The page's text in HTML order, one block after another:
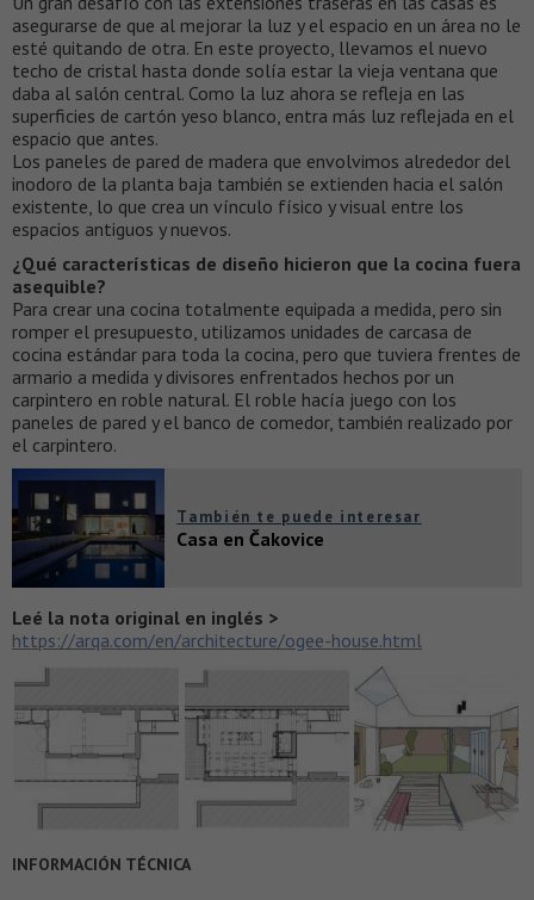
asegurarse de que al mejorar la luz y el espacio en un área no le
esté quitando de otra. En este proyecto, llevamos el nuevo
techo de cristal hasta donde solía estar la vieja ventana que
daba al salón central. Como la luz ahora se refleja en las
superficies de cartón yeso blanco, entra más luz reflejada en el
espacio que antes.
Los paneles de pared de madera que envolvimos alrededor del
inodoro de la planta baja también se extienden hacia el salón
existente, lo que crea un vínculo físico y visual entre los
espacios antiguos y nuevos.
¿Qué características de diseño hicieron que la cocina fuera
asequible?
Para crear una cocina totalmente equipada a medida, pero sin
romper el presupuesto, utilizamos unidades de carcasa de
cocina estándar para toda la cocina, pero que tuviera frentes de
armario a medida y divisores enfrentados hechos por un
carpintero en roble natural. El roble hacía juego con los
paneles de pared y el banco de comedor, también realizado por
el carpintero.
También te puede interesar
Casa en Čakovice
Leé la nota original en inglés >
https://arqa.com/en/architecture/ogee-house.html
INFORMACIÓN TÉCNICA